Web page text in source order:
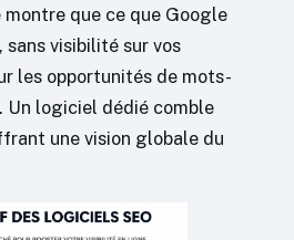
que ce que Google
visibilité sur vos
les opportunités de mots-
Un logiciel dédié comble
une vision globale du